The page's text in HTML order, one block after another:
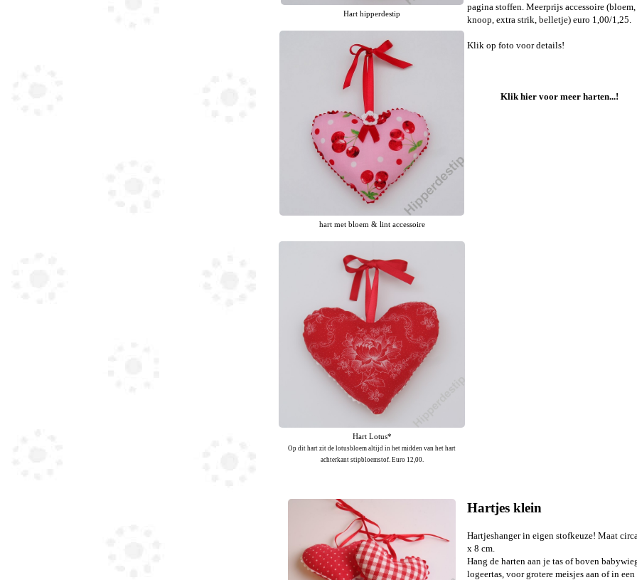
Hart hipperdestip
hart met bloem & lint accessoire
Hart Lotus*
Op dit hart zit de lotusbloem altijd in het midden van het hart
achterkant stipbloemstof. Euro 12,00.
pagina stoffen. Meerprijs accessoire (bloem,
knoop, extra strik, belletje) euro 1,00/1,25.
Klik op foto voor details!
Klik hier voor meer harten...!
Hartjes klein
Hartjeshanger in eigen stofkeuze! Maat
x 8 cm.
Hang de harten aan je tas of boven
logeertas, voor grotere meisjes aan of in een